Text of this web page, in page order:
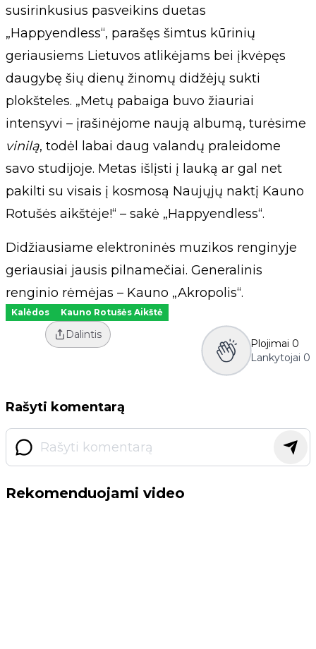
susirinkusius pasveikins duetas
„Happyendless“, parašęs šimtus kūrinių
geriausiems Lietuvos atlikėjams bei įkvėpęs
daugybę šių dienų žinomų didžėjų sukti
plokšteles. „Metų pabaiga buvo žiauriai
intensyvi – įrašinėjome naują albumą, turėsime
vinilą, todėl labai daug valandų praleidome
savo studijoje. Metas išlįsti į lauką ar gal net
pakilti su visais į kosmosą Naujųjų naktį Kauno
Rotušės aikštėje!“ – sakė „Happyendless“.
Didžiausiame elektroninės muzikos renginyje
geriausiai jausis pilnamečiai. Generalinis
renginio rėmėjas – Kauno „Akropolis“.
Kalėdos Kauno Rotušės Aikštė
Dalintis
Plojimai 0
Lankytojai 0
Rašyti komentarą
Rekomenduojami video